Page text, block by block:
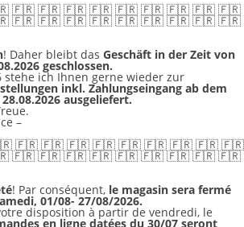
🇫🇷 🇫🇷 🇫🇷 🇫🇷 🇫🇷 🇫🇷 🇫🇷 🇫🇷 🇫🇷
🇫🇷 🇫🇷 🇫🇷 🇫🇷 🇫🇷 🇫🇷 🇫🇷 🇫🇷 🇫🇷
! Daher bleibt das Geschäft in der Zeit von
geschlossen.
stehe ich Ihnen gerne wieder zur
inkl. Zahlungseingang ab dem
ausgeliefert.
–
🇫🇷 🇫🇷 🇫🇷 🇫🇷 🇫🇷 🇫🇷 🇫🇷 🇫🇷 🇫🇷
🇫🇷 🇫🇷 🇫🇷 🇫🇷 🇫🇷 🇫🇷 🇫🇷 🇫🇷 🇫🇷
! Par conséquent, le magasin sera fermé
01/08- 27/08/2026.
disposition à partir de vendredi, le
en ligne datées du 30/07 seront